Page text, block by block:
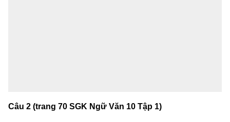
Câu 2 (trang 70 SGK Ngữ Văn 10 Tập 1)